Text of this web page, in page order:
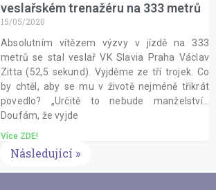
veslařském trenažéru na 333 metrů
15/05/2020
Absolutním vítězem výzvy v jízdě na 333
metrů se stal veslař VK Slavia Praha Václav
Zitta (52,5 sekund). Vyjděme ze tří trojek. Co
by chtěl, aby se mu v životě nejméně třikrát
povedlo? „Určitě to nebude manželství…
Doufám, že vyjde
Více ZDE!
Následující »